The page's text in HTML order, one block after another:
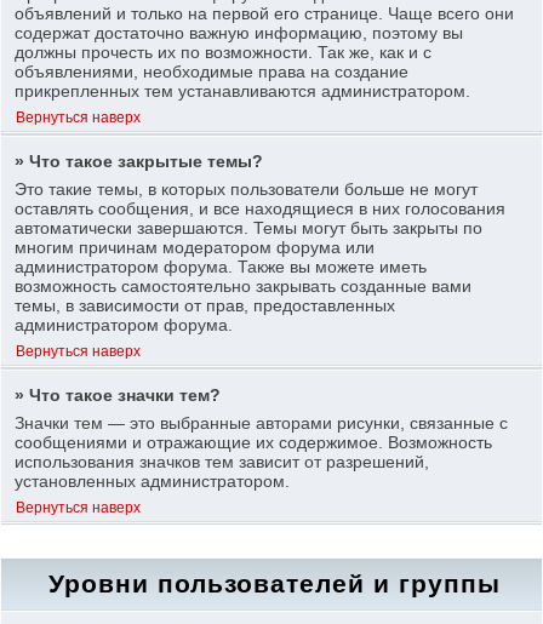
объявлений и только на первой его странице. Чаще всего они
содержат достаточно важную информацию, поэтому вы
должны прочесть их по возможности. Так же, как и с
объявлениями, необходимые права на создание
прикрепленных тем устанавливаются администратором.
Вернуться наверх
» Что такое закрытые темы?
Это такие темы, в которых пользователи больше не могут
оставлять сообщения, и все находящиеся в них голосования
автоматически завершаются. Темы могут быть закрыты по
многим причинам модератором форума или
администратором форума. Также вы можете иметь
возможность самостоятельно закрывать созданные вами
темы, в зависимости от прав, предоставленных
администратором форума.
Вернуться наверх
» Что такое значки тем?
Значки тем — это выбранные авторами рисунки, связанные с
сообщениями и отражающие их содержимое. Возможность
использования значков тем зависит от разрешений,
установленных администратором.
Вернуться наверх
Уровни пользователей и группы